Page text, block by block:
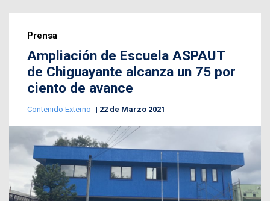
Prensa
Ampliación de Escuela ASPAUT
de Chiguayante alcanza un 75 por
ciento de avance
Contenido Externo 22 de Marzo 2021